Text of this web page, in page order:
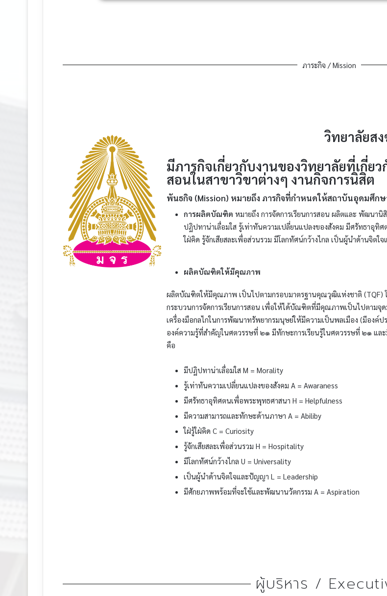
ภาระกิจ / Mission
วิทยาลัยส
มีภารกิจเกี่ยวกับงานของวิทยาลัยที่เกี่ย
สอนในสาขาวิขาต่างๆ งานกิจการนิสิต
พันธกิจ (Mission) หมายถึง ภารกิจที่กําหนดให้สถาบันอุดมศึก
การผลิตบัณฑิต หมายถึง การจัดการเรียนการสอน ผลิตและ พัฒน
ปฏิปทาน่าเลื่อมใส รู้เท่าทันความเปลี่ยนแปลงของสังคม มีศรัทธาอุทิ
ใฝ่คิด รู้จักเสียสละเพื่อส่วนรวม มีโลกทัศน์กว้างไกล เป็นผู้นำด้านจิ
ผลิตบัณฑิตให้มีคุณภาพ
ผลิตบัณฑิตให้มีคุณภาพ เป็นไปตามกรอบมาตรฐานคุณวุฒิแห่งชาติ
กระบวนการจัดการเรียนการสอน เพื่อให้ได้บัณฑิตที่มีคุณภาพเป็นไปตาม
เครื่องมือกลไกในการพัฒนาทรัพยากรมนุษย์ให้มีความเป็นพลเมือง (มีอง
องค์ความรู้ที่สำคัญในศตวรรษที่ ๒๑ มีทักษะการเรียนรู้ในศตวรรษที่ ๒๑
คือ
มีปฏิปทาน่าเลื่อมใส M = Morality
รู้เท่าทันความเปลี่ยนแปลงของสังคม A = Awaraness
มีศรัทธาอุทิศตนเพื่อพระพุทธศาสนา H = Helpfulness
มีความสามารถและทักษะด้านภาษา A = Abiliby
ใฝ่รู้ใฝ่คิด C = Curiosity
รู้จักเสียสละเพื่อส่วนรวม H = Hospitality
มีโลกทัศน์กว้างไกล U = Universality
เป็นผู้นำด้านจิตใจและปัญญา L = Leadership
มีศักยภาพพร้อมที่จะใช้และพัฒนานวัตกรรม A = Aspiration
ผู้บริหาร /